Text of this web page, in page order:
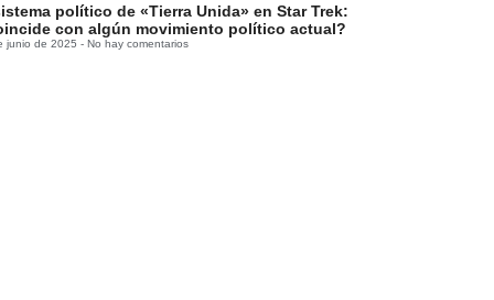
político de «Tierra Unida» en Star Trek:
con algún movimiento político actual?
junio de 2025 No hay comentarios